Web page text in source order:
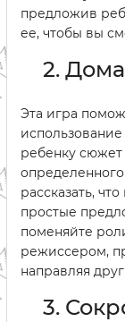
предложив
ее, чтобы вы
2.
Эта игра
ребенку сюжет
рассказать,
простые
поменяйте
режиссером,
направляя
3.